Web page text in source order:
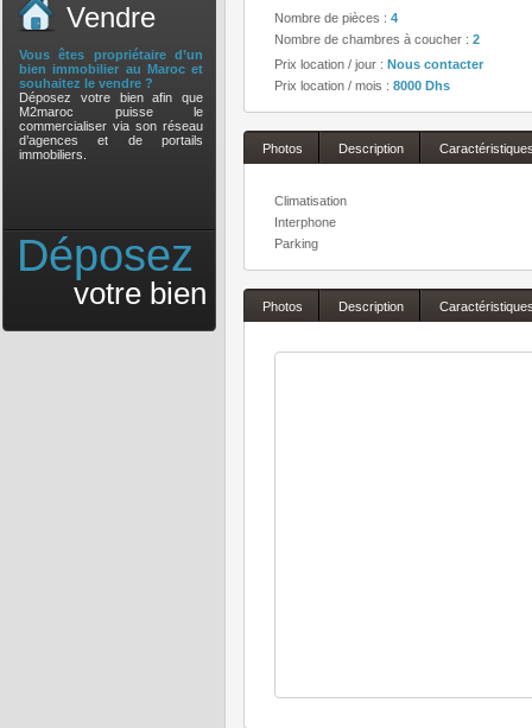
Vendre
Vous êtes propriétaire d’un
bien immobilier au Maroc et
souhaitez le vendre ?
Déposez votre bien afin que
M2maroc puisse le
commercialiser via son réseau
d’agences et de portails
immobiliers.
Déposez
votre bien
Nombre de pièces : 4
Nombre de chambres à coucher : 2
Prix location / jour : Nous contacter
Prix location / mois : 8000 Dhs
Photos Description
Climatisation
Interphone
Parking
Photos Description